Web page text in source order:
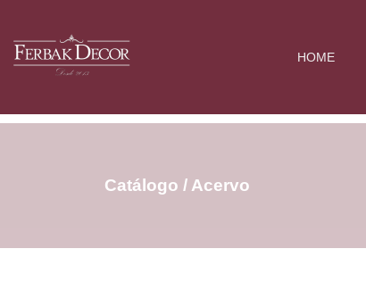
HOME
Catálogo / Acervo